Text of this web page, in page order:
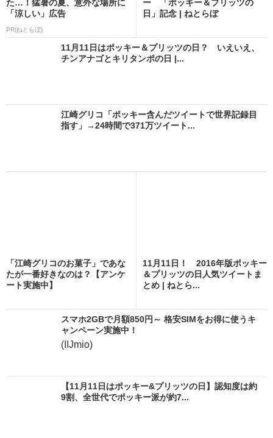
た…！猛暑の夏、意外な場所に
「涼しい」広告
PR(ねとらぼ)
ー 「ポッキー＆プリッツの
日」記念 | ねとらぼ
11月11日はポッキー＆プリッツの日？ いえいえ、
チンアナゴとキリタンポの日 |...
江崎グリコ「ポッキー含んだツイートで世界記録目
指す」→24時間で371万ツイート...
「江崎グリコのお菓子」であな
たが一番好きなのは？【アンケ
ート実施中】
11月11日！ 2016年版ポッキー
＆プリッツの日人気ツイートま
とめ | ねとら...
スマホ2GBで月額850円～ 格安SIMをお得に使うキ
ャンペーン実施中！
(IIJmio)
【11月11日はポッキー&プリッツの日】認知度は約
9割、全世代でポッキー派が約7...